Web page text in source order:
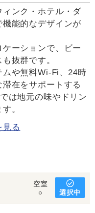
ンク・ホテル・ダ
能的なデザインが
ーションで、ビー
抜群です。
ムや無料Wi-Fi、24時
在をサポートする
は地元の味やドリン
。
見る
空室
○
選択中